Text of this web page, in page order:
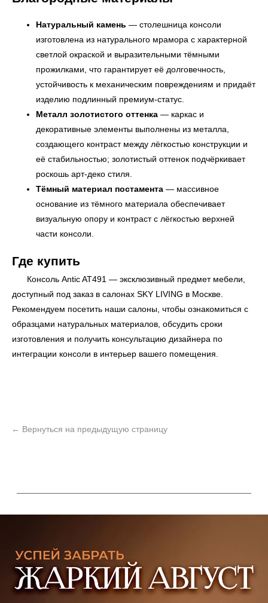
Натуральный камень — столешница консоли
изготовлена из натурального мрамора с характерной
светлой окраской и выразительными тёмными
прожилками, что гарантирует её долговечность,
устойчивость к механическим повреждениям и придаёт
изделию подлинный премиум-статус.
Металл золотистого оттенка — каркас и
декоративные элементы выполнены из металла,
создающего контраст между лёгкостью конструкции и
её стабильностью; золотистый оттенок подчёркивает
роскошь арт-деко стиля.
Тёмный материал постамента — массивное
основание из тёмного материала обеспечивает
визуальную опору и контраст с лёгкостью верхней
части консоли.
Где купить
Консоль Antic AT491 — эксклюзивный предмет мебели,
доступный под заказ в салонах SKY LIVING в Москве.
Рекомендуем посетить наши салоны, чтобы ознакомиться с
образцами натуральных материалов, обсудить сроки
изготовления и получить консультацию дизайнера по
интеграции консоли в интерьер вашего помещения.
УЗНАТЬ ПОДРОБНЕЕ
Контакты
Оплата и доставка
+7 (958) 202-41-41
+7 (499) 916-60-66
+7 (499) 916-60-10,
Ежедневно, с 10:00 до 21:00